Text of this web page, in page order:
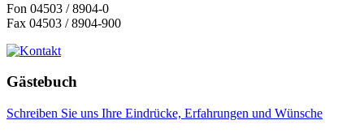
Fon 04503 / 8904-0
Fax 04503 / 8904-900
Gästebuch
Schreiben Sie uns Ihre Eindrücke, Erfahrungen und Wünsche